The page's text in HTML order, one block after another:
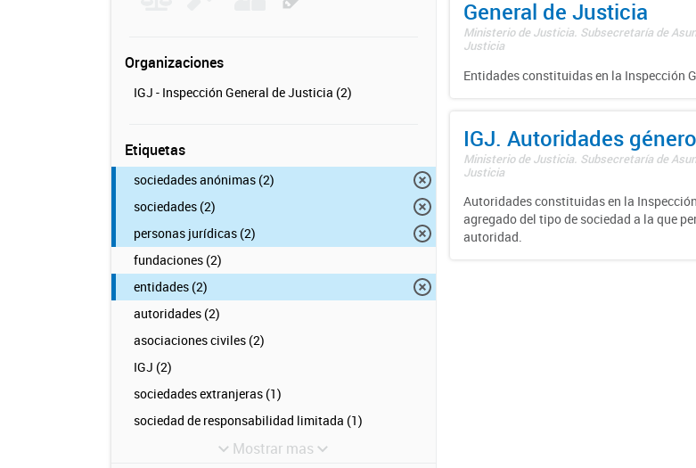
Organizaciones
IGJ - Inspección General de Justicia (2)
Etiquetas
sociedades anónimas (2)
sociedades (2)
personas jurídicas (2)
fundaciones (2)
entidades (2)
autoridades (2)
asociaciones civiles (2)
IGJ (2)
sociedades extranjeras (1)
sociedad de responsabilidad limitada (1)
Mostrar mas
General de Justicia
Ministerio de Justicia. Subsecretaría de
Justicia
Entidades constituidas en la Inspección
IGJ. Autoridades género
Ministerio de Justicia. Subsecretaría de
Justicia
Autoridades constituidas en la
agregado del tipo de sociedad a la que
autoridad.